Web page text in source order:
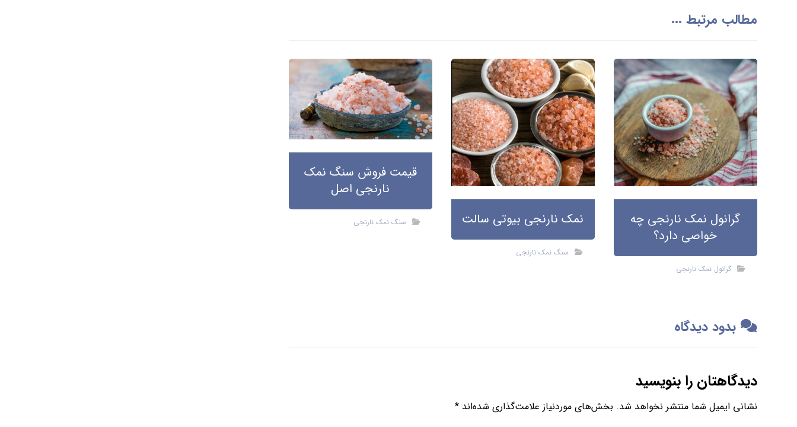
مطالب مرتبط ...
گرانول نمک نارنجی چه
خواصی دارد؟
گرانول نمک نارنجی
نمک نارنجی بیوتی سالت
سنگ نمک نارنجی
قیمت فروش سنگ نمک
نارنجی اصل
سنگ نمک نارنجی
بدود دیدگاه
دیدگاهتان را بنویسید
نشانی ایمیل شما منتشر نخواهد شد. بخش‌های موردنیاز علامت‌گذاری شده‌اند*